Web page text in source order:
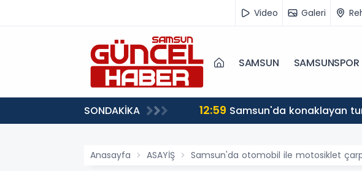
Video Galeri
SAMSUN SAMSUNSPOR
SONDAKİKA 12:59 Samsun'da konaklayan
Anasayfa ASAYİŞ Samsun'da otomobil ile motosiklet